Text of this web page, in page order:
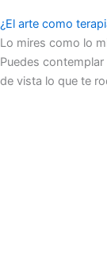
¿El arte como
Lo mires como lo
Puedes
de vista lo que te